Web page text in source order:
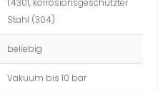
Stahl (304)
beliebig
Vakuum bis 10 bar